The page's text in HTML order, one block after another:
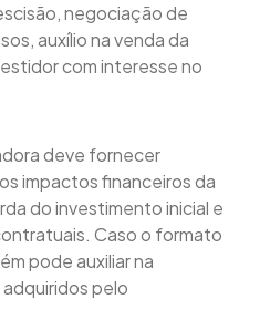
negociação de
auxílio na venda da
com interesse no
deve fornecer
impactos financeiros da
do investimento inicial e
Caso o formato
pode auxiliar na
pelo